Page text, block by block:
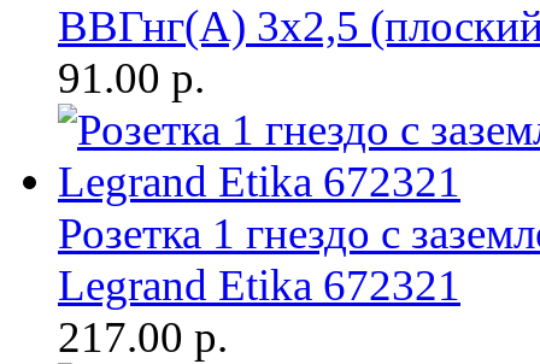
ВВГнг(A) 3х2,5
91.00 р.
Розетка 1 гнездо с
Legrand Etika 672321
217.00 р.